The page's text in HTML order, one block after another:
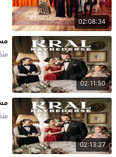
02:08:34
02:11:50
منذ 8
02:13:27
منذ 8